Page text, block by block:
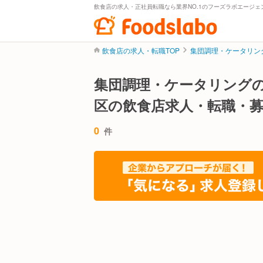
飲食店の求人・正社員転職なら業界NO.1のフーズラボエージェ
飲食店の求人・転職TOP 集団調理・ケータリン
集団調理・ケータリング
区の飲食店求人・転職・
0 件